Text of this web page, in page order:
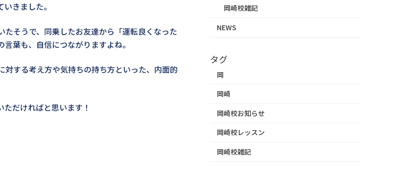
きました。
そうで、同乗したお友達から「運転良くなった
葉も、自信につながりますよね。
する考え方や気持ちの持ち方といった、内面的
だければと思います！
岡崎校雑記
NEWS
タグ
岡
岡崎
岡崎校お知らせ
岡崎校レッスン
岡崎校雑記